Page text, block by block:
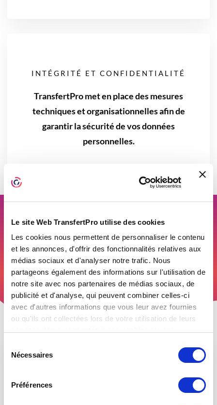
Le site Web TransfertPro utilise des cookies
Les cookies nous permettent de personnaliser le contenu
et les annonces, d'offrir des fonctionnalités relatives aux
médias sociaux et d'analyser notre trafic. Nous
partageons également des informations sur l'utilisation de
notre site avec nos partenaires de médias sociaux, de
publicité et d'analyse, qui peuvent combiner celles-ci
avec d'autres informations que vous leur avez fournies
ou qu'ils ont collectées lors de votre utilisation de leurs
Nécessaires
Préférences
INTÉGRITÉ ET CONFIDENTIALITÉ
TransfertPro met en place des mesures
techniques et organisationnelles afin de
garantir la sécurité de vos données
personnelles.
Nous sécurisons vos données
personnelles
Nous vous assurons l’intégrité, la confidentialité
et l’authenticité de vos informations.